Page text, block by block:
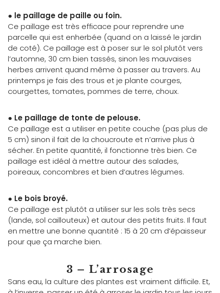
● le paillage de paille ou foin.
Ce paillage est très efficace pour reprendre une
parcelle qui est enherbée (quand on a laissé le jardin
de coté). Ce paillage est à poser sur le sol plutôt vers
l’automne, 30 cm bien tassés, sinon les mauvaises
herbes arrivent quand même à passer au travers. Au
printemps je fais des trous et je plante courges,
courgettes, tomates, pommes de terre, choux.
● Le paillage de tonte de pelouse.
Ce paillage est a utiliser en petite couche (pas plus de
5 cm) sinon il fait de la choucroute et n’arrive plus à
sécher. En petite quantité, il fonctionne très bien. Ce
paillage est idéal à mettre autour des salades,
poireaux, concombres et bien d’autres légumes.
● Le bois broyé.
Ce paillage est plutôt a utiliser sur les sols très secs
(lande, sol caillouteux) et autour des petits fruits. Il faut
en mettre une bonne quantité : 15 à 20 cm d’épaisseur
pour que ça marche bien.
3 – L’arrosage
Sans eau, la culture des plantes est vraiment difficile. Et,